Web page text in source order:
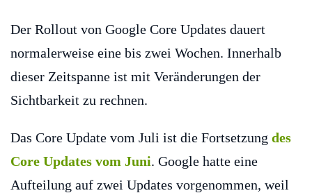
Der Rollout von Google Core Updates dauert
normalerweise eine bis zwei Wochen. Innerhalb
dieser Zeitspanne ist mit Veränderungen der
Sichtbarkeit zu rechnen.
Das Core Update vom Juli ist die Fortsetzung des
Core Updates vom Juni. Google hatte eine
Aufteilung auf zwei Updates vorgenommen, weil